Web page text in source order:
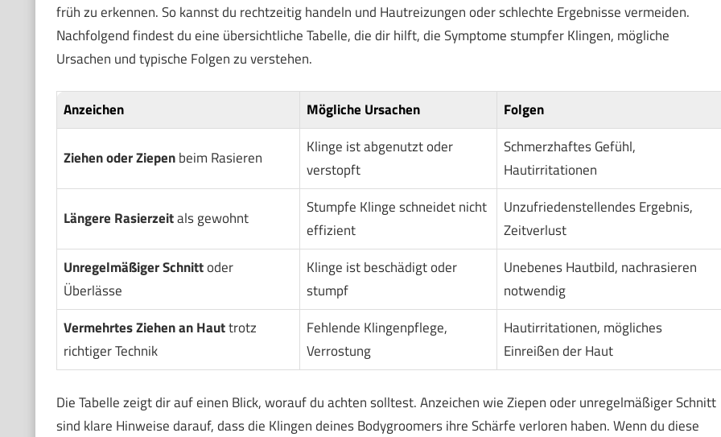
früh zu erkennen. So kannst du rechtzeitig handeln und Hautreizungen oder schlechte Ergebnisse vermeiden.
Nachfolgend findest du eine übersichtliche Tabelle, die dir hilft, die Symptome stumpfer Klingen, mögliche
Ursachen und typische Folgen zu verstehen.
Anzeichen Mögliche Ursachen Folgen
Ziehen oder Ziepenbeim Rasieren
Klinge ist abgenutzt oder
verstopft
Schmerzhaftes Gefühl,
Hautirritationen
Längere Rasierzeitals gewohnt
Stumpfe Klinge schneidet nicht
effizient
Unzufriedenstellendes Ergebnis,
Zeitverlust
Unregelmäßiger Schnittoder
Überlässe
Klinge ist beschädigt oder
stumpf
Unebenes Hautbild, nachrasieren
notwendig
Vermehrtes Ziehen an Hauttrotz
richtiger Technik
Fehlende Klingenpflege,
Verrostung
Hautirritationen, mögliches
Einreißen der Haut
Die Tabelle zeigt dir auf einen Blick, worauf du achten solltest. Anzeichen wie Ziepen oder unregelmäßiger Schnitt
sind klare Hinweise darauf, dass die Klingen deines Bodygroomers ihre Schärfe verloren haben. Wenn du diese